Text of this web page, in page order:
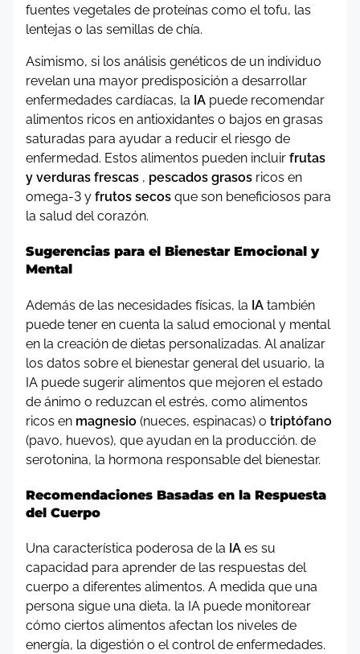
fuentes vegetales de proteínas como el tofu, las
lentejas o las semillas de chía.
Asimismo, si los análisis genéticos de un individuo
revelan una mayor predisposición a desarrollar
enfermedades cardíacas, la IA puede recomendar
alimentos ricos en antioxidantes o bajos en grasas
saturadas para ayudar a reducir el riesgo de
enfermedad. Estos alimentos pueden incluir frutas
y verduras frescas , pescados grasos ricos en
omega-3 y frutos secos que son beneficiosos para
la salud del corazón.
Sugerencias para el Bienestar Emocional y
Mental
Además de las necesidades físicas, la IA también
puede tener en cuenta la salud emocional y mental
en la creación de dietas personalizadas. Al analizar
los datos sobre el bienestar general del usuario, la
IA puede sugerir alimentos que mejoren el estado
de ánimo o reduzcan el estrés, como alimentos
ricos en magnesio (nueces, espinacas) o triptófano
(pavo, huevos), que ayudan en la producción. de
serotonina, la hormona responsable del bienestar.
Recomendaciones Basadas en la Respuesta
del Cuerpo
Una característica poderosa de la IA es su
capacidad para aprender de las respuestas del
cuerpo a diferentes alimentos. A medida que una
persona sigue una dieta, la IA puede monitorear
cómo ciertos alimentos afectan los niveles de
energía, la digestión o el control de enfermedades.